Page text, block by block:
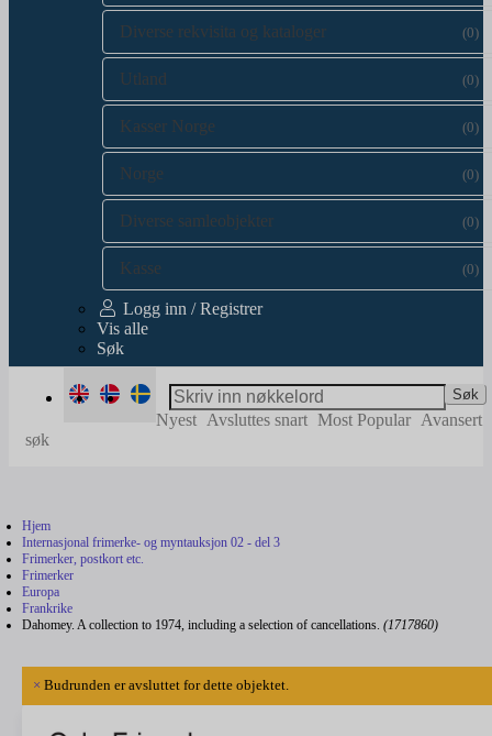
Diverse rekvisita og kataloger (0)
Utland (0)
Kasser Norge (0)
Norge (0)
Diverse samleobjekter (0)
Kasse (0)
Logg inn / Registrer
Vis alle
Søk
Søk
Nyest Avsluttes snart Most Popular Avansert
søk
Hjem
Internasjonal frimerke- og myntauksjon 02 - del 3
Frimerker, postkort etc.
Frimerker
Europa
Frankrike
Dahomey. A collection to 1974, including a selection of cancellations. (1717860)
× Budrunden er avsluttet for dette objektet.